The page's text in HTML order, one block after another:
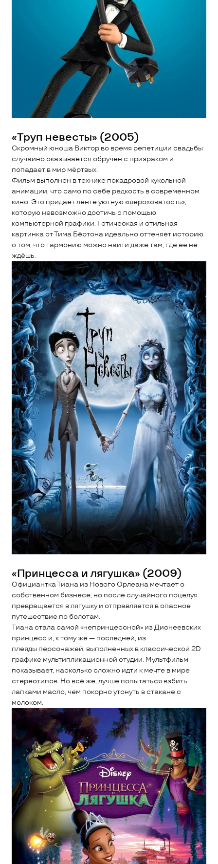
«Труп невесты» (2005)
Скромный юноша Виктор во время репетиции свадьбы
случайно оказывается обручён с призраком и
попадает в мир мёртвых.
Фильм выполнен в технике покадровой кукольной
анимации, что само по себе редкость в современном
кино. Это придаёт ленте уютную «шероховатость»,
которую невозможно достичь с помощью
компьютерной графики. Готическая и стильная
картинка от Тима Бёртона идеально оттеняет историю
о том, что гармонию можно найти даже там, где её не
ждёшь.
«Принцесса и лягушка» (2009)
Официантка Тиана из Нового Орлеана мечтает о
собственном бизнесе, но после случайного поцелуя
превращается в лягушку и отправляется в опасное
путешествие по болотам.
Тиана стала самой «непринцессной» из Диснеевских
принцесс и, к тому же — последней, из
плеяды персонажей, выполненных в классической 2D
графике мультипликационной студии. Мультфильм
показывает, насколько сложно идти к мечте в мире
стереотипов. Но всё же, лучше попытаться взбить
лапками масло, чем покорно утонуть в стакане с
молоком.